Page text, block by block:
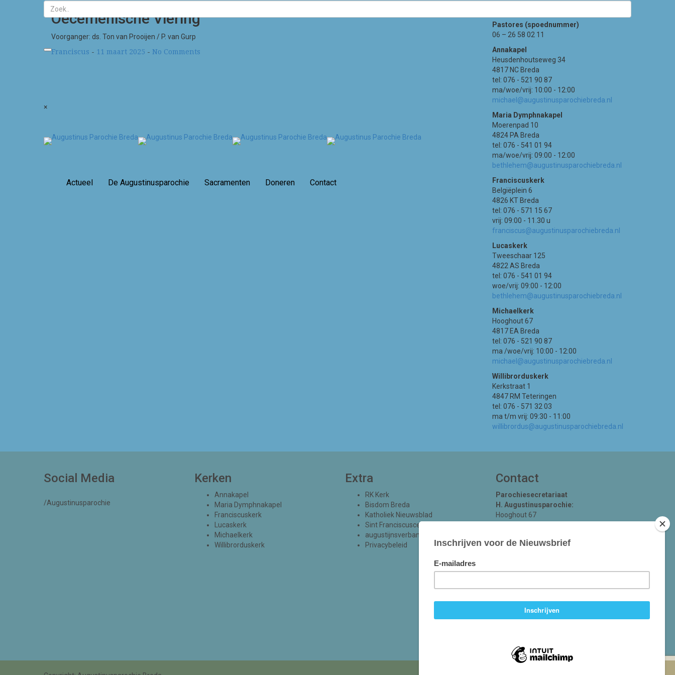
×
Actueel De Augustinusparochie Sacramenten Doneren Contact
Oecemenische Viering
Voorganger: ds. Ton van Prooijen / P. van Gurp
Franciscus - 11 maart 2025 - No Comments
Pastores (spoednummer)
06 – 26 58 02 11
Annakapel
Heusdenhoutseweg 34
4817 NC Breda
tel: 076 - 521 90 87
ma/woe/vrij: 10:00 - 12:00
michael@augustinusparochiebreda.nl
Maria Dymphnakapel
Moerenpad 10
4824 PA Breda
tel: 076 - 541 01 94
ma/woe/vrij: 09:00 - 12:00
bethlehem@augustinusparochiebreda.nl
Franciscuskerk
Belgiëplein 6
4826 KT Breda
tel: 076 - 571 15 67
vrij: 09:00 - 11.30 u
franciscus@augustinusparochiebreda.nl
Lucaskerk
Tweeschaar 125
4822 AS Breda
tel: 076 - 541 01 94
woe/vrij: 09:00 - 12:00
bethlehem@augustinusparochiebreda.nl
Michaelkerk
Hooghout 67
4817 EA Breda
tel: 076 - 521 90 87
ma /woe/vrij: 10:00 - 12:00
michael@augustinusparochiebreda.nl
Willibrorduskerk
Kerkstraat 1
4847 RM Teteringen
tel: 076 - 571 32 03
ma t/m vrij: 09:30 - 11:00
willibrordus@augustinusparochiebreda.nl
Social Media
/Augustinusparochie
Kerken
Annakapel
Maria Dymphnakapel
Franciscuskerk
Lucaskerk
Michaelkerk
Willibrorduskerk
Extra
RK Kerk
Bisdom Breda
Katholiek Nieuwsblad
Sint Franciscuscentrum
augustijnsverband.nl
Privacybeleid
Contact
Parochiesecretariaat
H. Augustinusparochie:
Hooghout 67
Bankekeningnummer:
IBAN NL09 RABO 0117 7541 10